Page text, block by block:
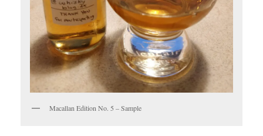
Macallan Edition No. 5 – Sample